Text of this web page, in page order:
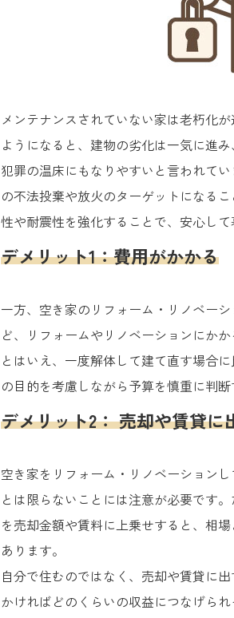
メンテナンスされていない家は老朽化
ようになると、建物の劣化は一気に進
犯罪の温床にもなりやすいと言われて
の不法投棄や放火のターゲットになる
性や耐震性を強化することで、安心して
デメリット1：費用がかかる
一方、空き家のリフォーム・リノベー
ど、リフォームやリノベーションにかか
とはいえ、一度解体して建て直す場合
の目的を考慮しながら予算を慎重に判断
デメリット2： 売却や賃貸
空き家をリフォーム・リノベーション
とは限らないことには注意が必要です
を売却金額や賃料に上乗せすると、相
あります。
自分で住むのではなく、売却や賃貸に
かければどのくらいの収益につなげら